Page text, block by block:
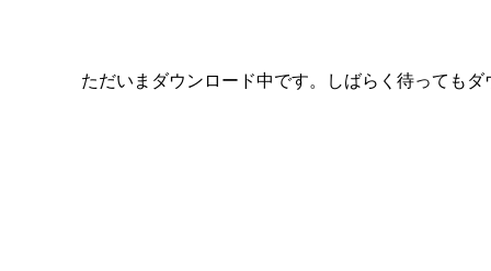
ただいまダウンロード中です。しばらく待っても